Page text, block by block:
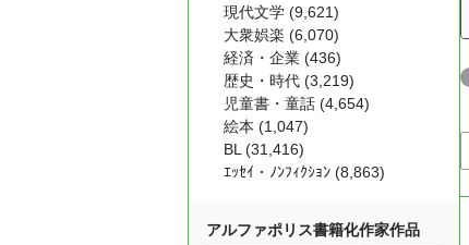
現代文学 (9,621)
大衆娯楽 (6,070)
経済・企業 (436)
歴史・時代 (3,219)
児童書・童話 (4,654)
絵本 (1,047)
BL (31,416)
ｴｯｾｲ・ﾉﾝﾌｨｸｼｮﾝ (8,863)
アルファポリス書籍化作家作品